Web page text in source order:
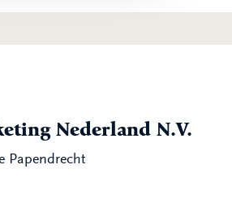
Nederland N.V.
Papendrecht